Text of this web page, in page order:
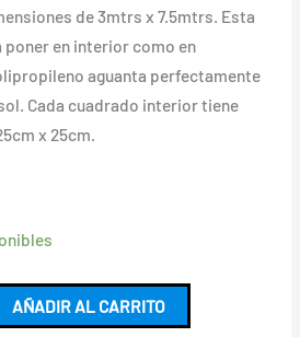
de 3mtrs x 7.5mtrs. Esta
en interior como en
aguanta perfectamente
Cada cuadrado interior tiene
x 25cm.
AÑADIR AL CARRITO